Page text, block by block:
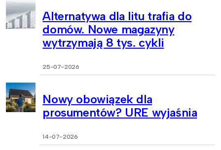
Alternatywa dla litu trafia do
domów. Nowe magazyny
wytrzymają 8 tys. cykli
25-07-2026
Nowy obowiązek dla
prosumentów? URE wyjaśnia
14-07-2026